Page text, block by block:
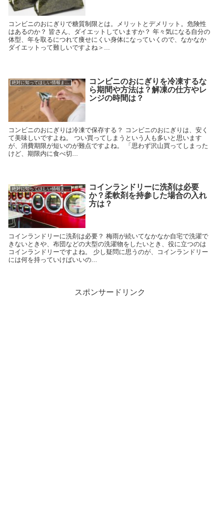
コンビニのおにぎりで糖質制限とは。メリットとデメリット。危険性
はあるのか？ 皆さん、ダイエットしていますか？ 年々気になる自分の
体型、年を取るにつれて痩せにくい身体になっていくので、なかなか
ダイエットって難しいですよね＞...
絶対に知ってほしい情報まとめ
コンビニのおにぎりを冷凍するな
ら期間や方法は？解凍の仕方やレ
ンジの時間は？
コンビニのおにぎりは冷凍で保存する？ コンビニのおにぎりは、安く
て美味しいですよね。 つい買ってしまうという人も多いと思います
が、消費期限が短いのが難点ですよね。 「思わず沢山買ってしまった
けど、期限内に食べ切...
絶対に知ってほしい情報まとめ
コインランドリーに洗剤は必要
か？柔軟剤を持参した場合の入れ
方は？
コインランドリーに洗剤は必要？ 梅雨が続いてなかなか自宅で洗濯で
きないときや、布団などの大型の洗濯物をしたいとき、役に立つのは
コインランドリーですよね。 少し疑問に思うのが、コインランドリー
には何を持っていけばいいの...
スポンサードリンク